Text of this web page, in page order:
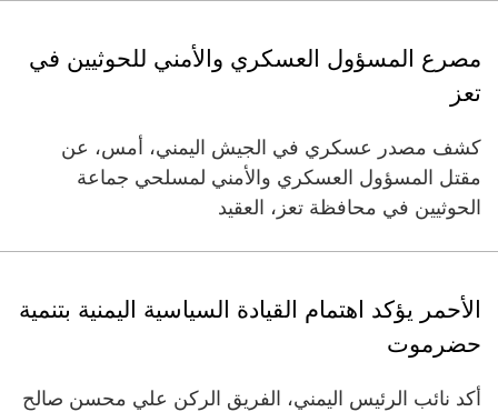
مصرع المسؤول العسكري والأمني للحوثيين في
تعز
كشف مصدر عسكري في الجيش اليمني، أمس، عن
مقتل المسؤول العسكري والأمني لمسلحي جماعة
الحوثيين في محافظة تعز، العقيد
الأحمر يؤكد اهتمام القيادة السياسية اليمنية بتنمية
حضرموت
أكد نائب الرئيس اليمني، الفريق الركن علي محسن صالح